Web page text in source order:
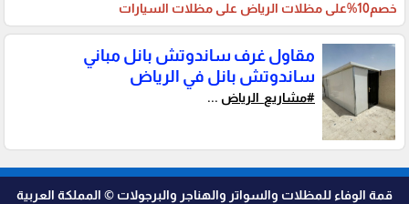
خصم10%على مظلات الرياض على مظلات السيارات
مقاول غرف ساندوتش بانل مباني
ساندوتش بانل في الرياض
#مشاريع_الرياض ...
قمة الوفاء للمظلات والسواتر والهناجر والبرجولات © المملكة العربية